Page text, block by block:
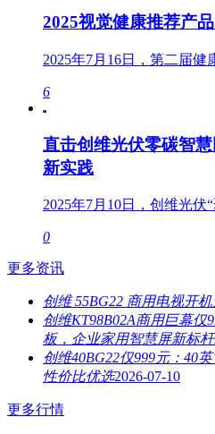
2025视觉健康推荐产
2025年7月16日，第二届健
6
直击创维光伏零碳智
新实践
2025年7月10日，创维光
0
更多资讯
创维 55BG22 商用电视开
创维KT98B02A商用巨幕仅
板，企业家用智慧屏新标杆
创维40BG22仅999元：40
性价比优选2026-07-10
更多行情